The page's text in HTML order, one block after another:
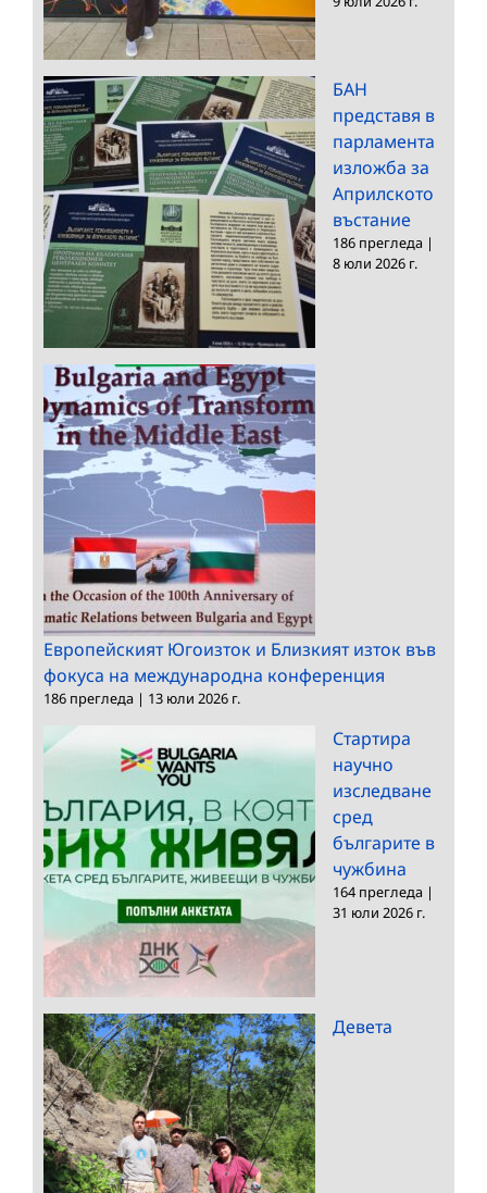
БАН
представя в
парламента
изложба за
Априлското
въстание
186 прегледа |
8 юли 2026 г.
Европейският Югоизток и Близкият изток във
фокуса на международна конференция
186 прегледа | 13 юли 2026 г.
Стартира
научно
изследване
сред
българите в
чужбина
164 прегледа |
31 юли 2026 г.
Девета